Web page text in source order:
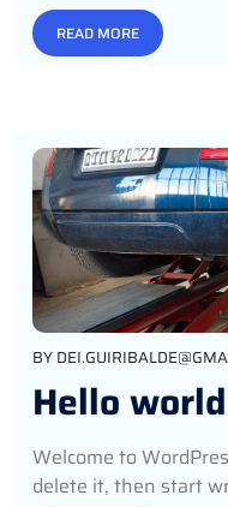
READ MORE
BY
Hello
Welcome to
delete it, then start